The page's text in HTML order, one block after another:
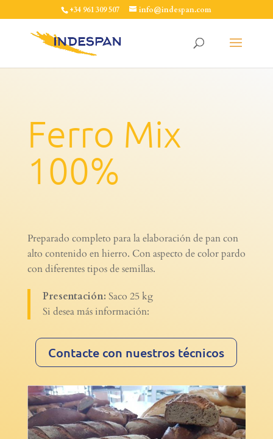
+34 961 309 507 info@indespan.com
Ferro Mix
100%
Preparado completo para la elaboración de pan con
alto contenido en hierro. Con aspecto de color pardo
con diferentes tipos de semillas.
Presentación: Saco 25 kg
Si desea más información:
Contacte con nuestros técnicos